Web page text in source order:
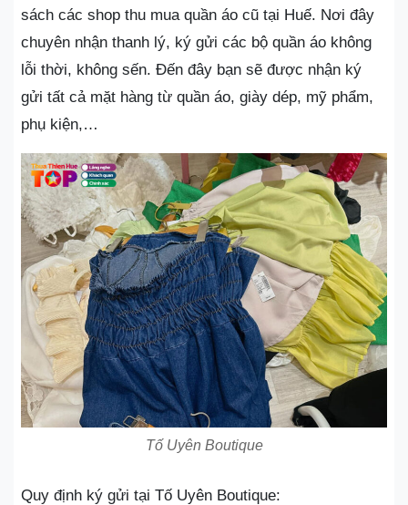
sách các shop thu mua quần áo cũ tại Huế. Nơi đây
chuyên nhận thanh lý, ký gửi các bộ quần áo không
lỗi thời, không sến. Đến đây bạn sẽ được nhận ký
gửi tất cả mặt hàng từ quần áo, giày dép, mỹ phẩm,
phụ kiện,…
Tố Uyên Boutique
Quy định ký gửi tại Tố Uyên Boutique: